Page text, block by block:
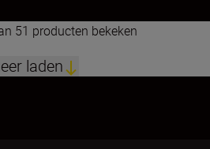
51 producten bekeken
laden
123